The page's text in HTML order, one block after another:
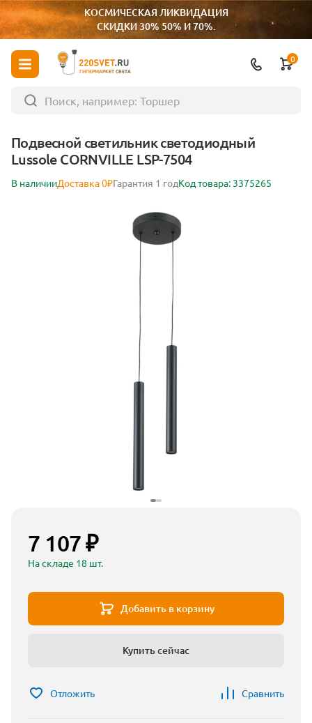
КОСМИЧЕСКАЯ ЛИКВИДАЦИЯ
СКИДКИ 30% 50% И 70%.
ГИПЕРМАРКЕТ СВЕТА
0
Подвесной светильник светодиодный
Lussole CORNVILLE LSP-7504
В наличииДоставка 0₽Гарантия 1 годКод товара: 3375265
7 107 ₽
На складе 18 шт.
Добавить в корзину
Купить сейчас
Отложить Сравнить